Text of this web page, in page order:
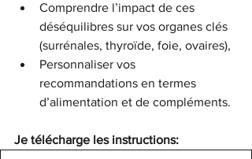
Comprendre l’impact de ces
déséquilibres sur vos organes clés
(surrénales, thyroïde, foie, ovaires),
Personnaliser vos
recommandations en termes
d’alimentation et de compléments.
Je télécharge les instructions: